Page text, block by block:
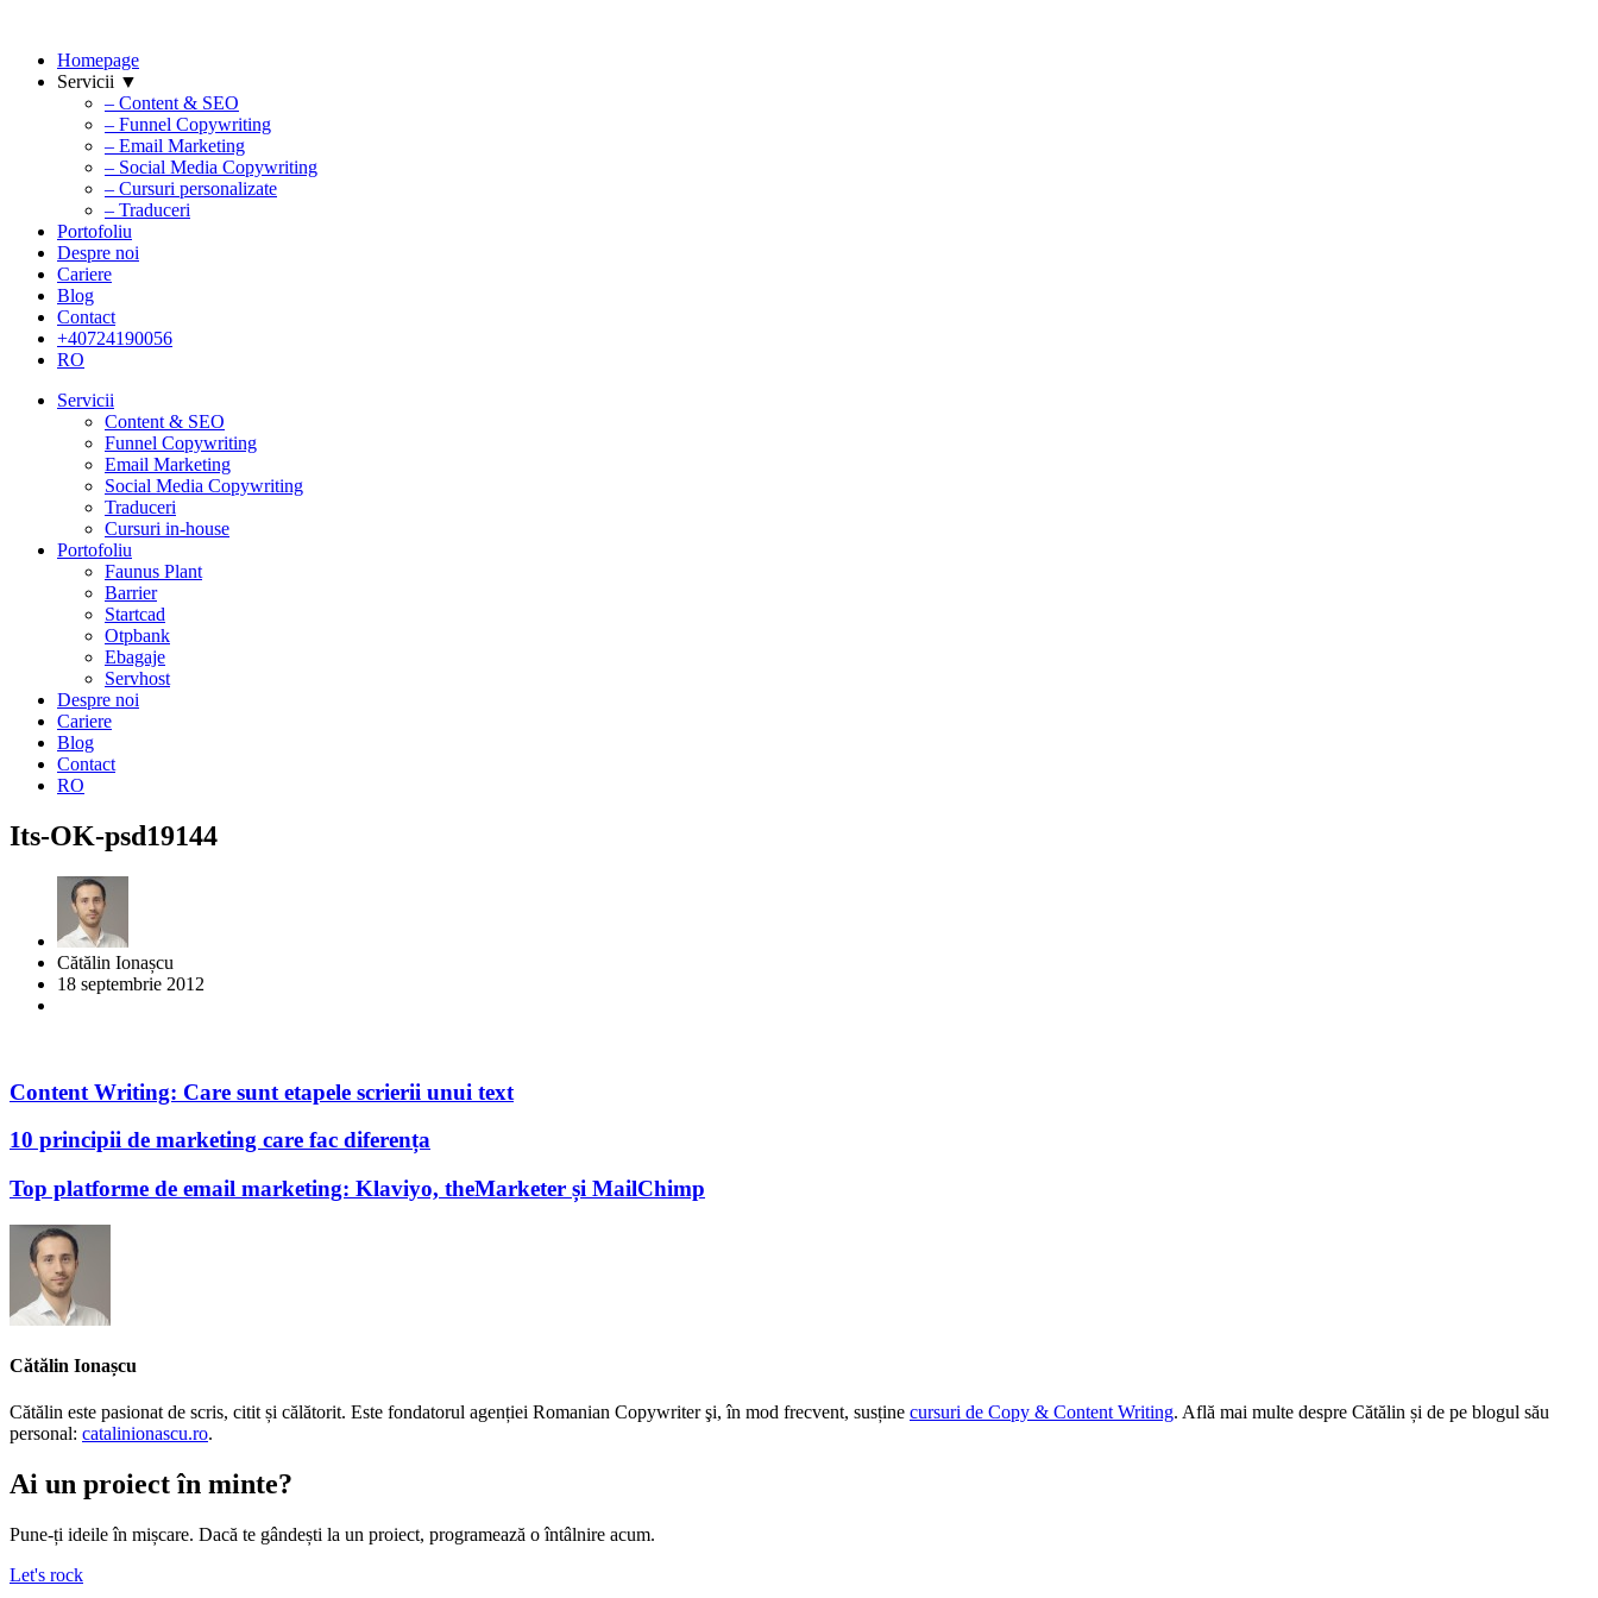
Homepage
Servicii ▼
– Content & SEO
– Funnel Copywriting
– Email Marketing
– Social Media Copywriting
– Cursuri personalizate
– Traduceri
Portofoliu
Despre noi
Cariere
Blog
Contact
+40724190056
RO
Servicii
Content & SEO
Funnel Copywriting
Email Marketing
Social Media Copywriting
Traduceri
Cursuri in-house
Portofoliu
Faunus Plant
Barrier
Startcad
Otpbank
Ebagaje
Servhost
Despre noi
Cariere
Blog
Contact
RO
Its-OK-psd19144
Cătălin Ionașcu
18 septembrie 2012
Content Writing: Care sunt etapele scrierii unui text
10 principii de marketing care fac diferența
Top platforme de email marketing: Klaviyo, theMarketer și MailChimp
Cătălin Ionașcu
Cătălin este pasionat de scris, citit și călătorit. Este fondatorul agenției Romanian Copywriter şi, în mod frecvent, susține cursuri de Copy & Content Writing. Află mai multe despre Cătălin și de pe blogul său
personal: catalinionascu.ro.
Ai un proiect în minte?
Pune-ți ideile în mișcare. Dacă te gândești la un proiect, programează o întâlnire acum.
Let's rock